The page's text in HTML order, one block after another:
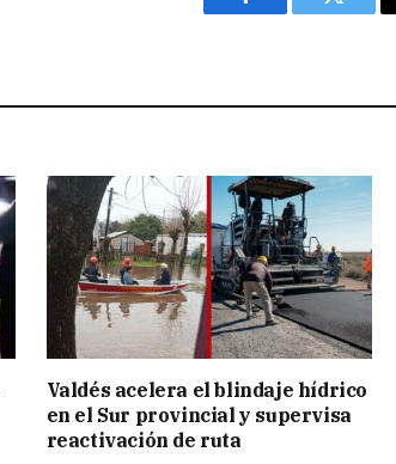
Facebook Twitter
Valdés acelera el blindaje hídrico
en el Sur provincial y supervisa
reactivación de ruta